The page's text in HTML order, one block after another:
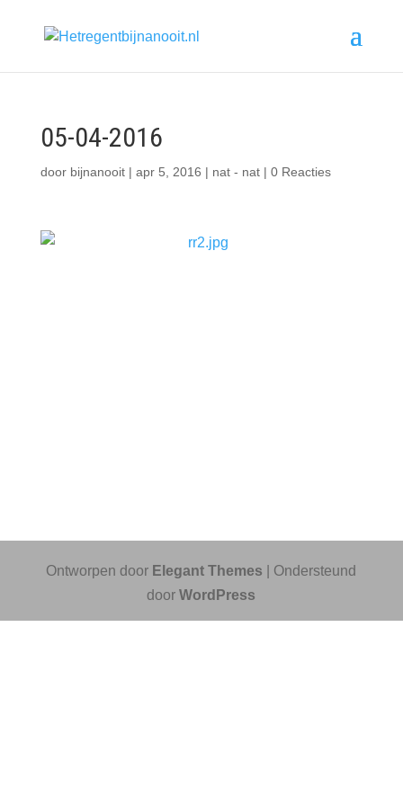
05-04-2016
door bijnanooit| apr 5, 2016 | nat - nat| 0 Reacties
Ontworpen door Elegant Themes | Ondersteund
doorWordPress